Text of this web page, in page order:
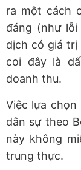
ra một cách
đáng (như
dịch có giá trị
coi đây là
doanh thu.
Việc lựa
dân sự theo
này không
trung thực.